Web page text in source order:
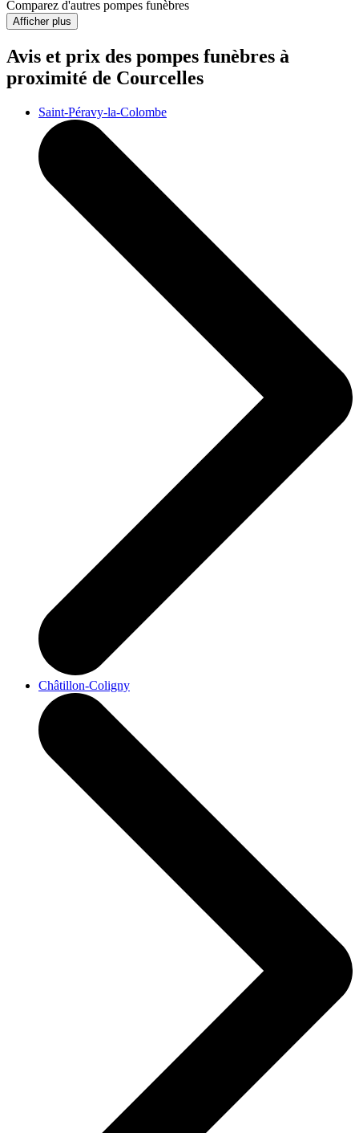
Comparez d'autres pompes funèbres
Afficher plus
Avis et prix des pompes funèbres à
proximité de Courcelles
Saint-Péravy-la-Colombe
Châtillon-Coligny